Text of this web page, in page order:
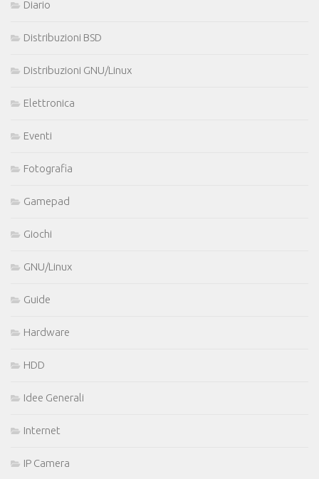
Diario
Distribuzioni BSD
Distribuzioni GNU/Linux
Elettronica
Eventi
Fotografia
Gamepad
Giochi
GNU/Linux
Guide
Hardware
HDD
Idee Generali
Internet
IP Camera